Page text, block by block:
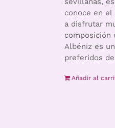
conoce en
a disfrutar
composición
Albéniz es
preferidos
Añadir al